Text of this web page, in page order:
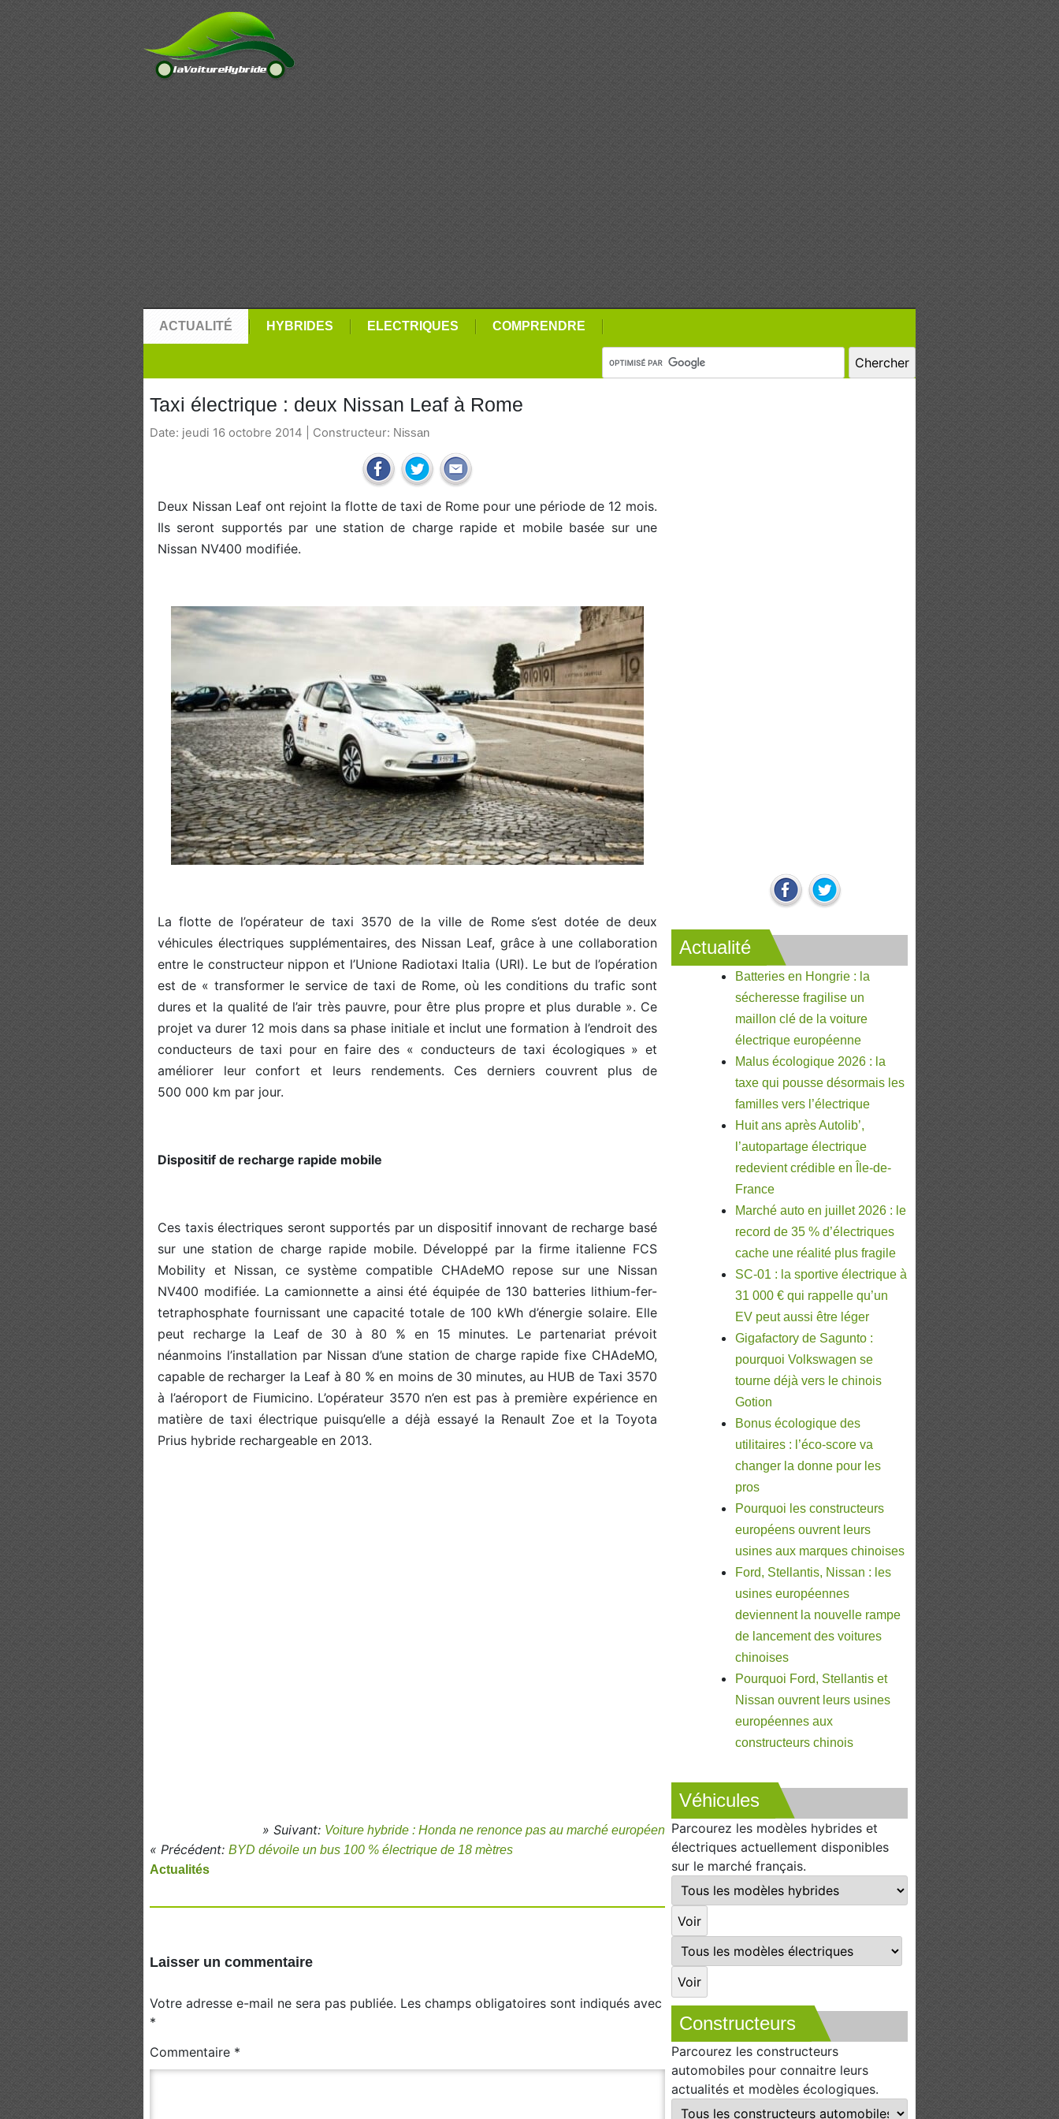
ACTUALITÉ HYBRIDES ELECTRIQUES COMPRENDRE
Taxi électrique : deux Nissan Leaf à Rome
Date: jeudi 16 octobre 2014 | Constructeur: Nissan
Deux Nissan Leaf ont rejoint la flotte de taxi de Rome pour une période de 12 mois.
Ils seront supportés par une station de charge rapide et mobile basée sur une
Nissan NV400 modifiée.
La flotte de l’opérateur de taxi 3570 de la ville de Rome s’est dotée de deux
véhicules électriques supplémentaires, des Nissan Leaf, grâce à une collaboration
entre le constructeur nippon et l’Unione Radiotaxi Italia (URI). Le but de l’opération
est de « transformer le service de taxi de Rome, où les conditions du trafic sont
dures et la qualité de l’air très pauvre, pour être plus propre et plus durable ». Ce
projet va durer 12 mois dans sa phase initiale et inclut une formation à l’endroit des
conducteurs de taxi pour en faire des « conducteurs de taxi écologiques » et
améliorer leur confort et leurs rendements. Ces derniers couvrent plus de
500 000 km par jour.
Dispositif de recharge rapide mobile
Ces taxis électriques seront supportés par un dispositif innovant de recharge basé
sur une station de charge rapide mobile. Développé par la firme italienne FCS
Mobility et Nissan, ce système compatible CHAdeMO repose sur une Nissan
NV400 modifiée. La camionnette a ainsi été équipée de 130 batteries lithium-fer-
tetraphosphate fournissant une capacité totale de 100 kWh d’énergie solaire. Elle
peut recharge la Leaf de 30 à 80 % en 15 minutes. Le partenariat prévoit
néanmoins l’installation par Nissan d’une station de charge rapide fixe CHAdeMO,
capable de recharger la Leaf à 80 % en moins de 30 minutes, au HUB de Taxi 3570
à l’aéroport de Fiumicino. L’opérateur 3570 n’en est pas à première expérience en
matière de taxi électrique puisqu’elle a déjà essayé la Renault Zoe et la Toyota
Prius hybride rechargeable en 2013.
» Suivant: Voiture hybride : Honda ne renonce pas au marché européen
« Précédent: BYD dévoile un bus 100 % électrique de 18 mètres
Actualités
Laisser un commentaire
Votre adresse e-mail ne sera pas publiée. Les champs obligatoires sont indiqués avec
*
Commentaire *
Actualité
Batteries en Hongrie : la
sécheresse fragilise un
maillon clé de la voiture
électrique européenne
Malus écologique 2026 : la
taxe qui pousse désormais les
familles vers l’électrique
Huit ans après Autolib’,
l’autopartage électrique
redevient crédible en Île-de-
France
Marché auto en juillet 2026 : le
record de 35 % d’électriques
cache une réalité plus fragile
SC-01 : la sportive électrique à
31 000 € qui rappelle qu’un
EV peut aussi être léger
Gigafactory de Sagunto :
pourquoi Volkswagen se
tourne déjà vers le chinois
Gotion
Bonus écologique des
utilitaires : l’éco-score va
changer la donne pour les
pros
Pourquoi les constructeurs
européens ouvrent leurs
usines aux marques chinoises
Ford, Stellantis, Nissan : les
usines européennes
deviennent la nouvelle rampe
de lancement des voitures
chinoises
Pourquoi Ford, Stellantis et
Nissan ouvrent leurs usines
européennes aux
constructeurs chinois
Véhicules
Parcourez les modèles hybrides et
électriques actuellement disponibles
sur le marché français.
Constructeurs
Parcourez les constructeurs
automobiles pour connaitre leurs
actualités et modèles écologiques.